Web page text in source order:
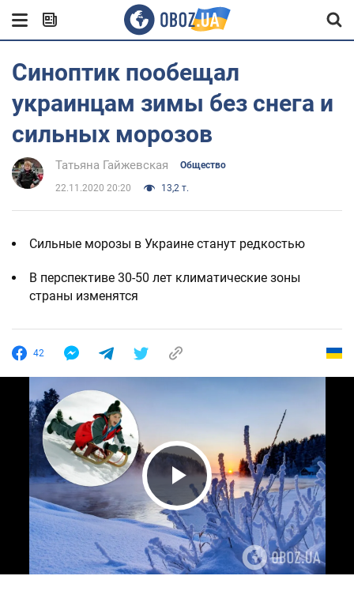
Синоптик пообещал
украинцам зимы без снега и
сильных морозов
Татьяна Гайжевская Общество
22.11.2020 20:20 13,2 т.
Сильные морозы в Украине станут редкостью
В перспективе 30-50 лет климатические зоны
страны изменятся
42
Play Video